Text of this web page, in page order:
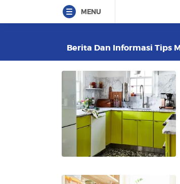
MENU
Berita Dan Informasi Tips